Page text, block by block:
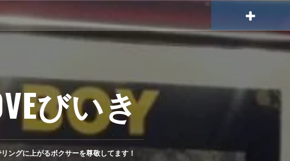
びいき
ングに上がるボクサーを尊敬してます！